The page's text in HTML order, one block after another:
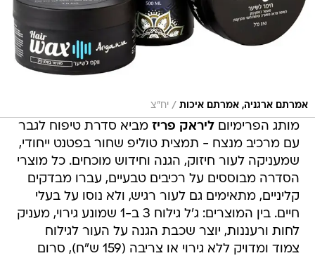
אמרתם ארגניה, אמרתם איכות / יח״צ
מותג הפרימיוםליראק פריז מביא סדרת טיפוח לגבר
עם מרכיב מנצח - תמצית טוליפ שחור בפטנט ייחודי,
שמעניקה לעור חיזוק, הגנה וחידוש מוכחים. כל מוצרי
הסדרה מבוססים על רכיבים טבעיים, עברו מבדקים
קליניים, מתאימים גם לעור רגיש, ולא נוסו על בעלי
חיים. בין המוצרים: ג'ל גילוח 3 ב-1 שמונע גירוי, מעניק
לחות ורעננות, יוצר שכבת הגנה על העור לגילוח
צמוד ומדויק ללא גירוי או צריבה (159 ש"ח), סרום